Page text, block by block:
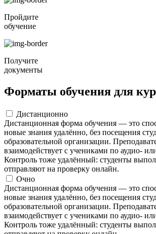
Пройдите
обучение
Получите
документы
Форматы обучения для
Дистанционно
Дистанционная форма обучения — это
новые знания удалённо, без посещения
образовательной организации.
взаимодействует с учениками по аудио-
Контроль тоже удалённый: студенты
отправляют на проверку онлайн.
Очно
Дистанционная форма обучения — это
новые знания удалённо, без посещения
образовательной организации.
взаимодействует с учениками по аудио-
Контроль тоже удалённый: студенты